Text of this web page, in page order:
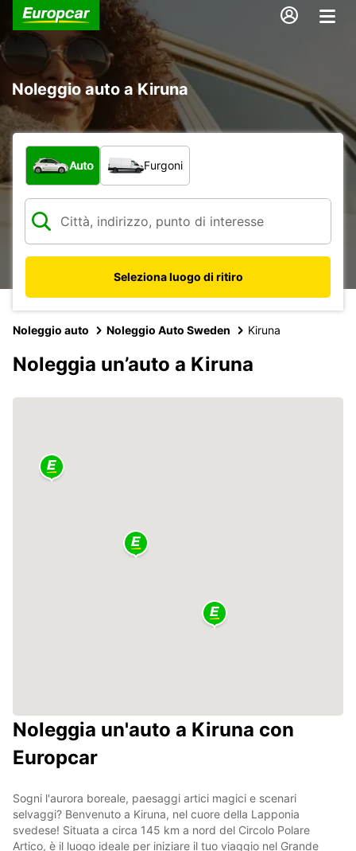
Noleggio auto a Kiruna
Scegli la tipologia di veicolo:
Auto Furgoni
Seleziona luogo di ritiro
Noleggio auto Noleggio Auto Sweden Kiruna
Noleggia un’auto a Kiruna
Noleggia un'auto a Kiruna con
Europcar
Sogni l'aurora boreale, paesaggi artici magici e scenari
selvaggi? Benvenuto a Kiruna, nel cuore della Lapponia
svedese! Situata a circa 145 km a nord del Circolo Polare
Artico, è il luogo ideale per iniziare il tuo viaggio nel Grande